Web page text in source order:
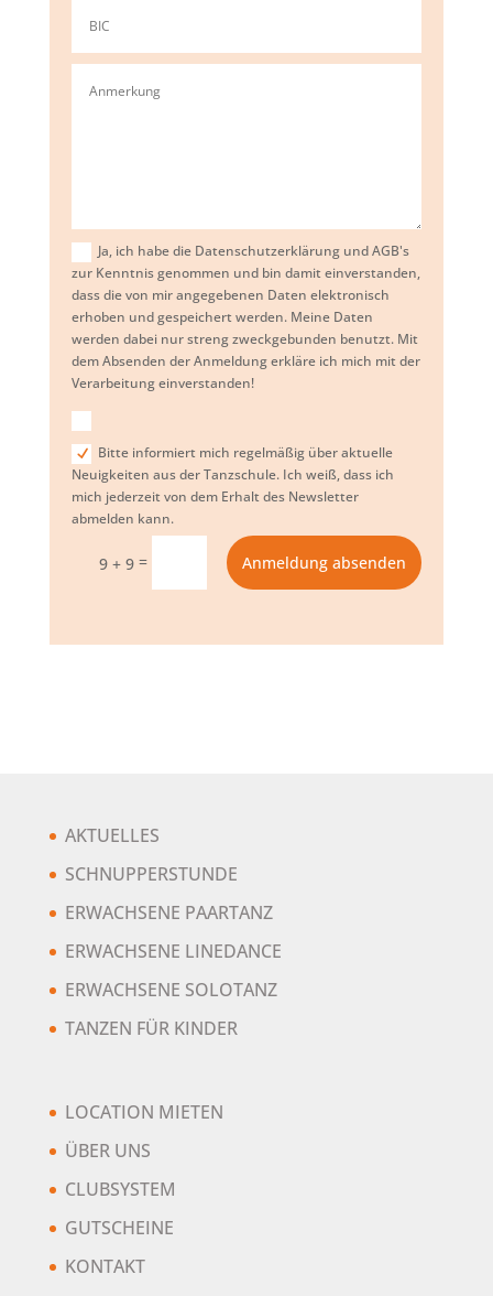
Ja, ich habe die Datenschutzerklärung und AGB's
zur Kenntnis genommen und bin damit einverstanden,
dass die von mir angegebenen Daten elektronisch
erhoben und gespeichert werden. Meine Daten
werden dabei nur streng zweckgebunden benutzt. Mit
dem Absenden der Anmeldung erkläre ich mich mit der
Verarbeitung einverstanden!
Bitte informiert mich regelmäßig über aktuelle
Neuigkeiten aus der Tanzschule. Ich weiß, dass ich
mich jederzeit von dem Erhalt des Newsletter
abmelden kann.
9 + 9 = Anmeldung absenden
AKTUELLES
SCHNUPPERSTUNDE
ERWACHSENE PAARTANZ
ERWACHSENE LINEDANCE
ERWACHSENE SOLOTANZ
TANZEN FÜR KINDER
LOCATION MIETEN
ÜBER UNS
CLUBSYSTEM
GUTSCHEINE
KONTAKT